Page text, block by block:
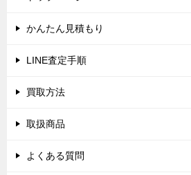
シ かんたん見積もり
LINE査定手順
買取方法
取扱商品
よくある質問